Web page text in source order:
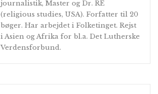
journalistik, Master og Dr. RE
(religious studies, USA). Forfatter til 20
bøger. Har arbejdet i Folketinget. Rejst
i Asien og Afrika for bl.a. Det Lutherske
Verdensforbund.